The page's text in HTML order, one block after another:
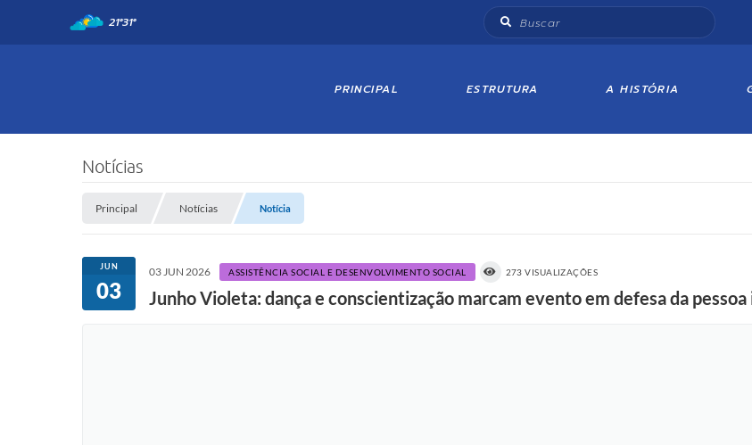
21°31°
PRINCIPAL ESTRUTURA A HISTÓRIA
Notícias
Principal Notícias Notícia
JUN
03
03 JUN 2026 ASSISTÊNCIA SOCIAL E DESENVOLVIMENTO SOCIAL 273 VISUALIZAÇÕES
Junho Violeta: dança e conscientização marcam evento em defesa da pessoa